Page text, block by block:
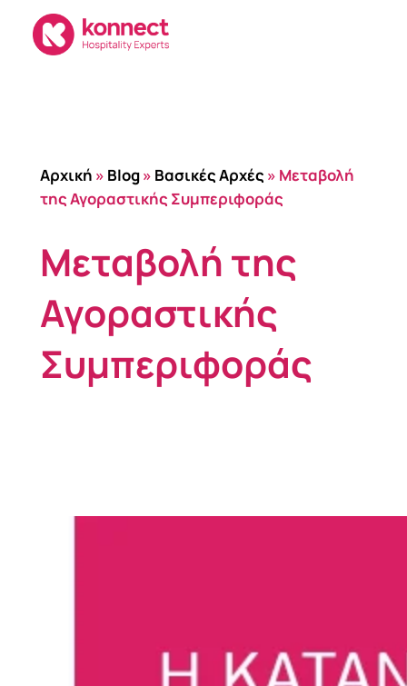
Αρχική » Blog» Βασικές Αρχές » Μεταβολή
της Αγοραστικής Συμπεριφοράς
Μεταβολή της
Αγοραστικής
Συμπεριφοράς